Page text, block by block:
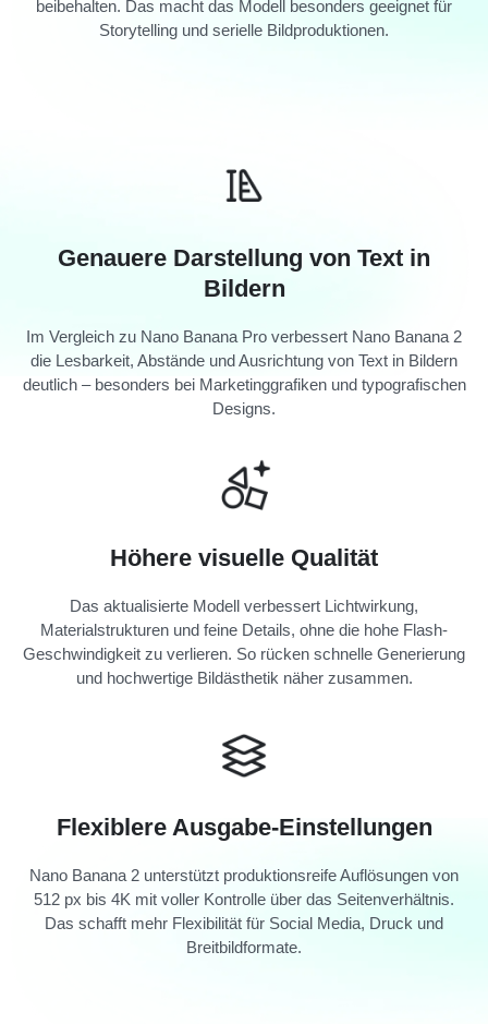
beibehalten. Das macht das Modell besonders geeignet für
Storytelling und serielle Bildproduktionen.
Genauere Darstellung von Text in
Bildern
Im Vergleich zu Nano Banana Pro verbessert Nano Banana 2
die Lesbarkeit, Abstände und Ausrichtung von Text in Bildern
deutlich – besonders bei Marketinggrafiken und typografischen
Designs.
Höhere visuelle Qualität
Das aktualisierte Modell verbessert Lichtwirkung,
Materialstrukturen und feine Details, ohne die hohe Flash-
Geschwindigkeit zu verlieren. So rücken schnelle Generierung
und hochwertige Bildästhetik näher zusammen.
Flexiblere Ausgabe-Einstellungen
Nano Banana 2 unterstützt produktionsreife Auflösungen von
512 px bis 4K mit voller Kontrolle über das Seitenverhältnis.
Das schafft mehr Flexibilität für Social Media, Druck und
Breitbildformate.